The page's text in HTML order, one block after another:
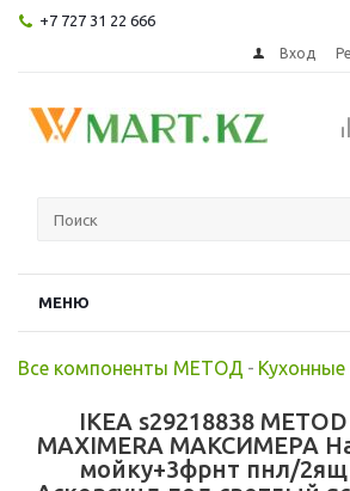
+7 727 31 22 666
Вход
МЕНЮ
Все компоненты МЕТОД -
IKEA s29218838
MAXIMERA МАКСИМЕРА
мойку+3фрнт пнл/